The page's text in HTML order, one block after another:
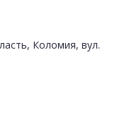
Коломия, вул.